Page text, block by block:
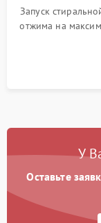
Запуск
отжима на
У
Оставьте